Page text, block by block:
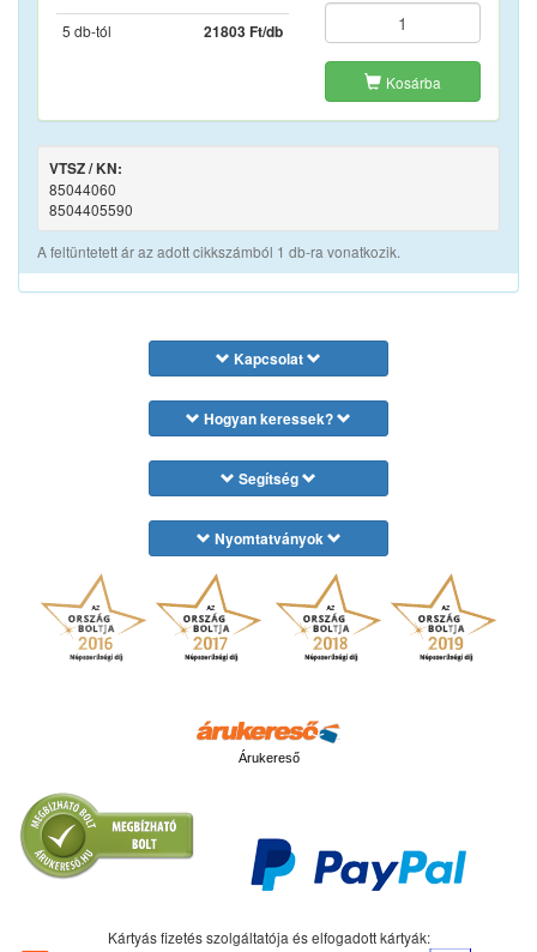
5 db-tól 21803 Ft/db
Kosárba
VTSZ / KN:
85044060
8504405590
A feltüntetett ár az adott cikkszámból 1 db-ra vonatkozik.
Kapcsolat
Hogyan keressek?
Segítség
Nyomtatványok
Árukereső
Kártyás fizetés szolgáltatója és elfogadott kártyák: